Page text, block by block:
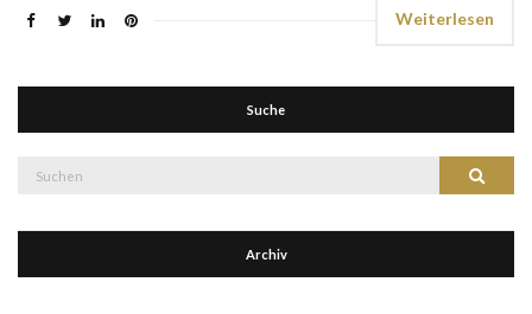
Weiterlesen
Suche
Suchen
Archiv